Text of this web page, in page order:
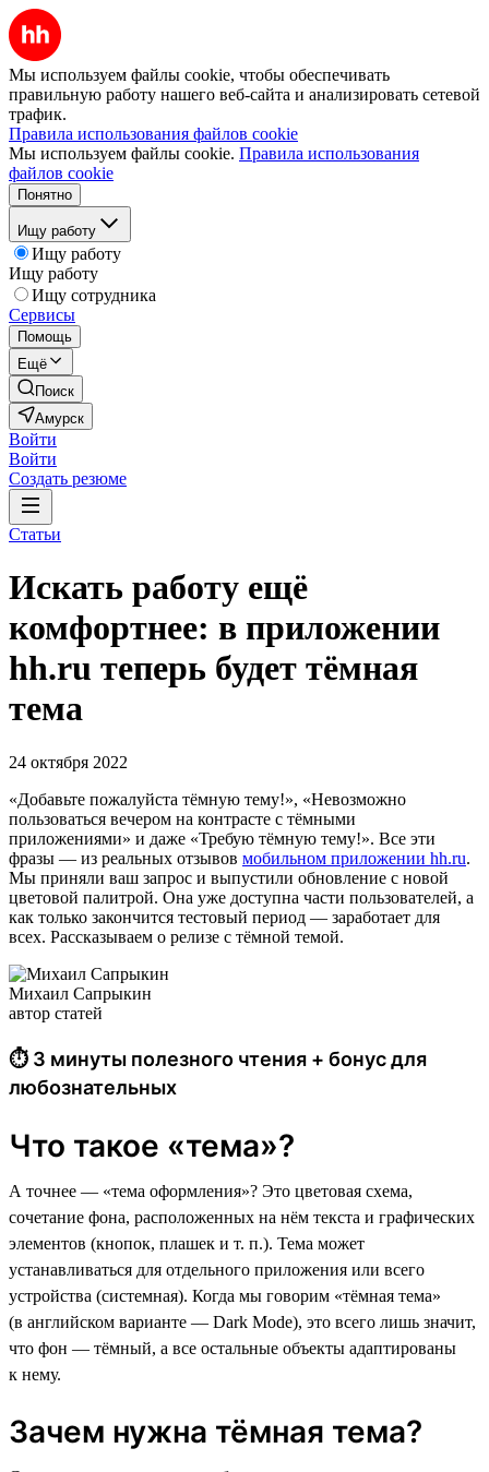
Мы используем файлы cookie, чтобы обеспечивать
правильную работу нашего веб-сайта и анализировать сетевой
трафик.
Правила использования файлов cookie
Мы используем файлы cookie. Правила использования
файлов cookie
Понятно
Ищу работу
Ищу работу
Ищу работу
Ищу сотрудника
Сервисы
Помощь
Ещё
Поиск
Амурск
Войти
Войти
Создать резюме
Статьи
Искать работу ещё
комфортнее: в приложении
hh.ru теперь будет тёмная
тема
24 октября 2022
«Добавьте пожалуйста тёмную тему!», «Невозможно
пользоваться вечером на контрасте с тёмными
приложениями» и даже «Требую тёмную тему!». Все эти
фразы — из реальных отзывов мобильном приложении hh.ru.
Мы приняли ваш запрос и выпустили обновление с новой
цветовой палитрой. Она уже доступна части пользователей, а
как только закончится тестовый период — заработает для
всех. Рассказываем о релизе с тёмной темой.
Михаил Сапрыкин
автор статей
⏱ 3 минуты полезного чтения + бонус для
любознательных
Что такое «тема»?
А точнее — «тема оформления»? Это цветовая схема,
сочетание фона, расположенных на нём текста и графических
элементов (кнопок, плашек и т. п.). Тема может
устанавливаться для отдельного приложения или всего
устройства (системная). Когда мы говорим «тёмная тема»
(в английском варианте — Dark Mode), это всего лишь значит,
что фон — тёмный, а все остальные объекты адаптированы
к нему.
Зачем нужна тёмная тема?